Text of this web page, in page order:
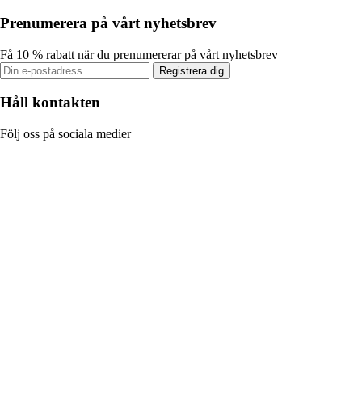
Prenumerera på vårt nyhetsbrev
Få 10 % rabatt när du prenumererar på vårt nyhetsbrev
Registrera dig
Håll kontakten
Följ oss på sociala medier